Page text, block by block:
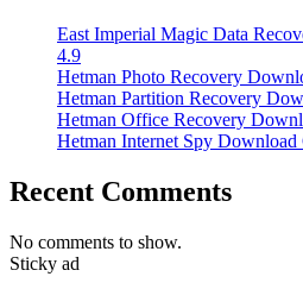
East Imperial Magic Data
4.9
Hetman Photo Recovery
Hetman Partition Recovery
Hetman Office Recovery
Hetman Internet Spy Download
Recent Comments
No comments to show.
Sticky ad